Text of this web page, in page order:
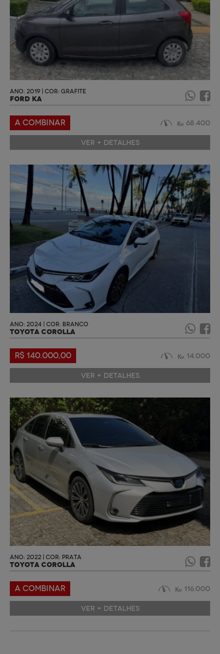
ANO: 2019 | COR: GRAFITE
FORD KA
A COMBINAR 68.400
VER + DETALHES
ANO: 2024 | COR: BRANCO
TOYOTA COROLLA
R$ 140.000,00 14.000
VER + DETALHES
ANO: 2022 | COR: PRATA
TOYOTA COROLLA
A COMBINAR 116.000
VER + DETALHES